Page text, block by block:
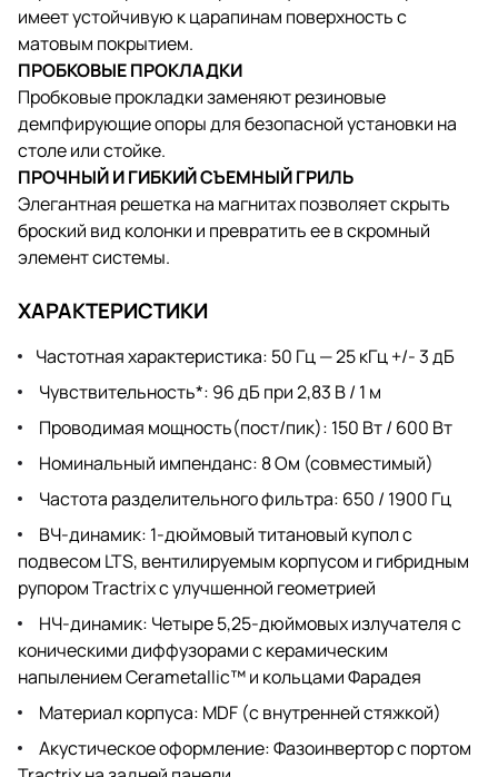
имеет устойчивую к царапинам поверхность с
матовым покрытием.
ПРОБКОВЫЕ ПРОКЛАДКИ
Пробковые прокладки заменяют резиновые
демпфирующие опоры для безопасной установки на
столе или стойке.
ПРОЧНЫЙ И ГИБКИЙ СЪЕМНЫЙ ГРИЛЬ
Элегантная решетка на магнитах позволяет скрыть
броский вид колонки и превратить ее в скромный
элемент системы.
ХАРАКТЕРИСТИКИ
Частотная характеристика: 50 Гц — 25 кГц +/- 3 дБ
Чувствительность*: 96 дБ при 2,83 В / 1 м
Проводимая мощность(пост/пик): 150 Вт / 600 Вт
Номинальный импенданс: 8 Ом (совместимый)
Частота разделительного фильтра: 650 / 1900 Гц
ВЧ-динамик: 1-дюймовый титановый купол с
подвесом LTS, вентилируемым корпусом и гибридным
рупором Tractrix с улучшенной геометрией
НЧ-динамик: Четыре 5,25-дюймовых излучателя с
коническими диффузорами с керамическим
напылением Cerametallic™ и кольцами Фарадея
Материал корпуса: MDF (с внутренней стяжкой)
Акустическое оформление: Фазоинвертор с портом